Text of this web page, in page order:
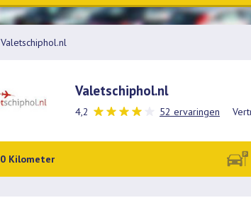
Valetschiphol.nl
Valetschiphol.nl
4,2 52 ervaringen
0 Kilometer